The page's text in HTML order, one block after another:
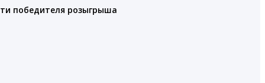
победителя розыгрыша